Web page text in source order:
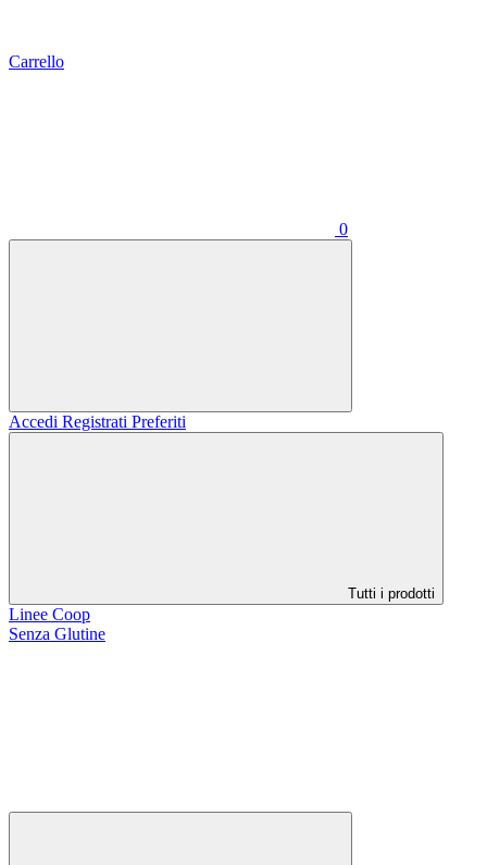
Carrello
0
Accedi Registrati Preferiti
Tutti i prodotti
Linee Coop
Senza Glutine